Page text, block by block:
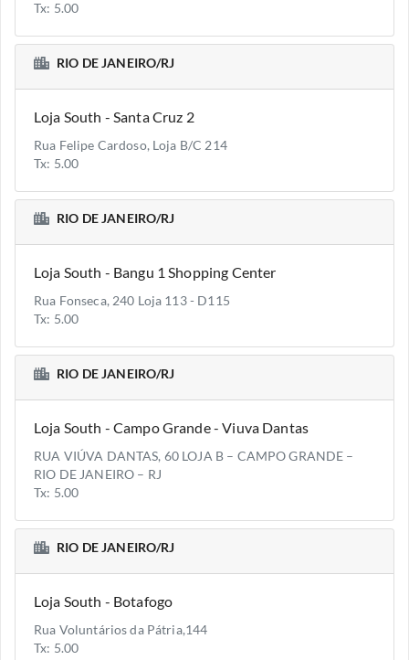
Tx: 5.00
RIO DE JANEIRO/RJ
Loja South - Santa Cruz 2
Rua Felipe Cardoso, Loja B/C 214
Tx: 5.00
RIO DE JANEIRO/RJ
Loja South - Bangu 1 Shopping Center
Rua Fonseca, 240 Loja 113 - D115
Tx: 5.00
RIO DE JANEIRO/RJ
Loja South - Campo Grande - Viuva Dantas
RUA VIÚVA DANTAS, 60 LOJA B – CAMPO GRANDE –
RIO DE JANEIRO – RJ
Tx: 5.00
RIO DE JANEIRO/RJ
Loja South - Botafogo
Rua Voluntários da Pátria,144
Tx: 5.00